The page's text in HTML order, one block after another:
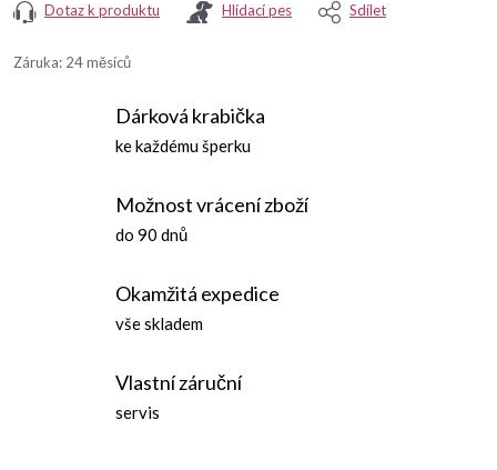
Dotaz k produktu Hlídací pes Sdílet
Záruka: 24 měsíců
Dárková krabička
ke každému šperku
Možnost vrácení zboží
do 90 dnů
Okamžitá expedice
vše skladem
Vlastní záruční
servis